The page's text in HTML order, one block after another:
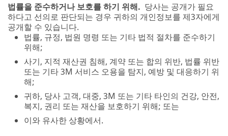
법률을 준수하거나 보호를 하기 위해. 당사는 공개가 필요
하다고 선의로 판단되는 경우 귀하의 개인정보를 제3자에게
공개할 수 있습니다.
법률, 규정, 법원 명령 또는 기타 법적 절차를 준수하기
위해;
사기, 지적 재산권 침해, 계약 또는 합의 위반, 법률 위반
또는 기타 3M 서비스 오용을 탐지, 예방 및 대응하기 위
해;
귀하, 당사 고객, 대중, 3M 또는 기타 타인의 건강, 안전,
복지, 권리 또는 재산을 보호하기 위해; 또는
이와 유사한 상황에서.